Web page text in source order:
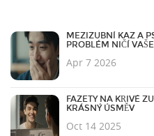
MEZIZUBNÍ KAZ A
PROBLÉM NIČÍ
Apr 7 2026
FAZETY NA KŘIVÉ
KRÁSNÝ ÚSMĚV
Oct 14 2025